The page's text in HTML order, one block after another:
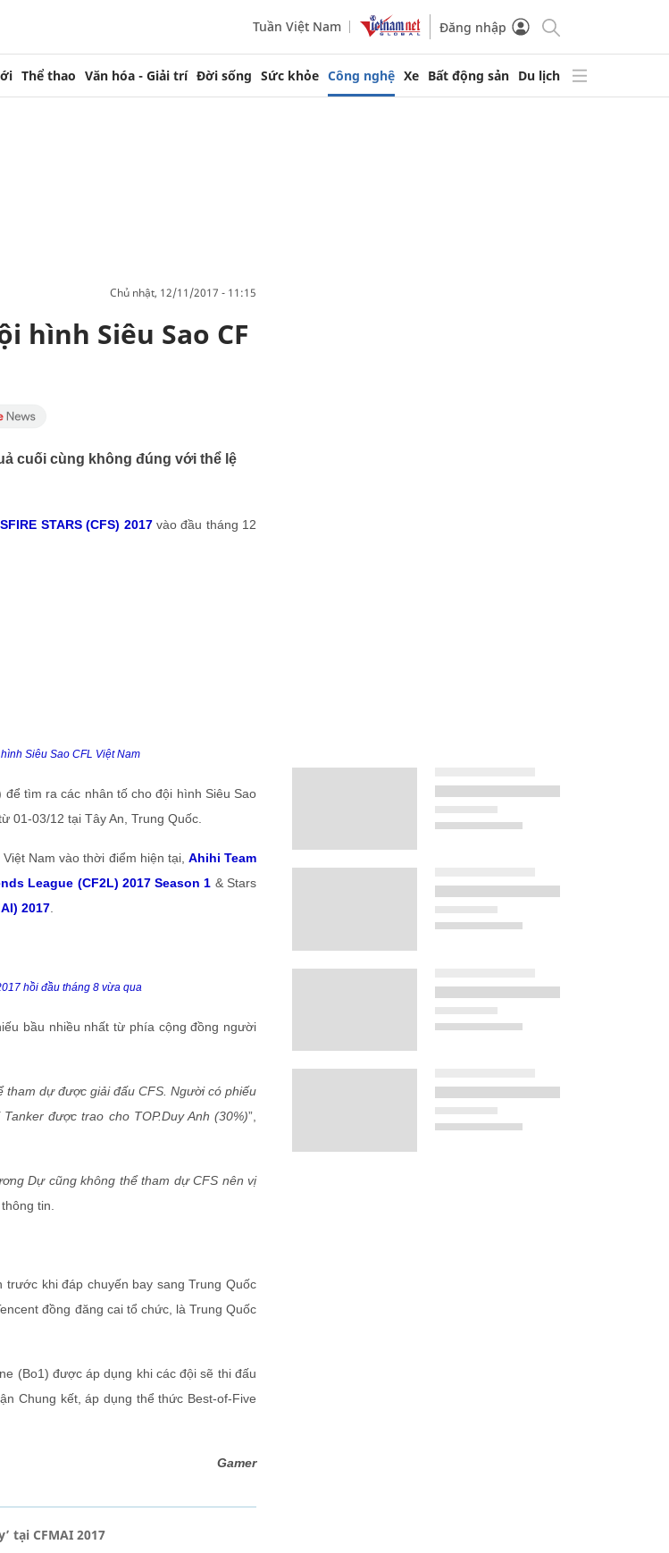
Tuần Việt Nam Đăng nhập
Thể thao Văn hóa - Giải trí Đời sống Sức khỏe Công nghệ Xe Bất động sản Du lịch
chủ nhật, 12/11/2017 - 11:15
hình Siêu Sao CF
cuối cùng không đúng với thể lệ
STARS (CFS) 2017vào đầu tháng 12
Siêu Sao CFL Việt Nam
tìm ra các nhân tố cho đội hình Siêu Sao
01-03/12 tại Tây An, Trung Quốc.
Việt Nam vào thời điểm hiện tại, Ahihi Team
League (CF2L) 2017 Season 1 & Stars
2017
hồi đầu tháng 8 vừa qua
bầu nhiều nhất từ phía cộng đồng người
tham dự được giải đấu CFS. Người có phiếu
được trao cho TOP.Duy Anh (30%)”,
Dự cũng không thể tham dự CFS nên vị
tin.
khi đáp chuyến bay sang Trung Quốc
đồng đăng cai tổ chức, là Trung Quốc
(Bo1) được áp dụng khi các đội sẽ thi đấu
Chung kết, áp dụng thể thức Best-of-Five
Gamer
tại CFMAI 2017